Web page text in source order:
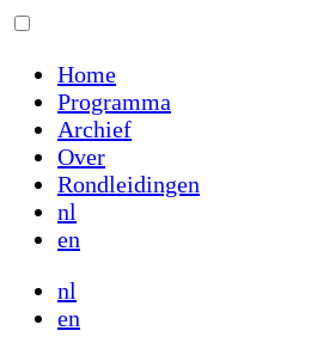
Home
Programma
Archief
Over
Rondleidingen
nl
en
nl
en